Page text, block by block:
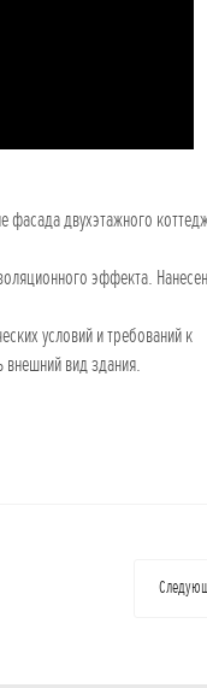
двухэтажного
эффекта.
условий и требований к
внешний вид здания.